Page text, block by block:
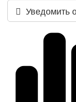
Уведомить